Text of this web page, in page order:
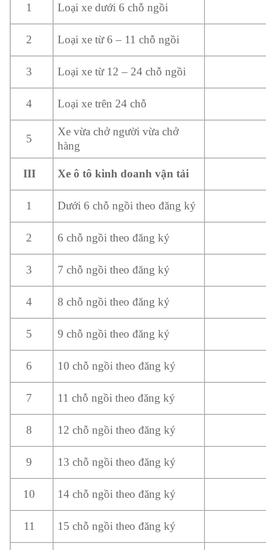
1 Loại xe dưới 6 chỗ ngồi
2 Loại xe từ 6 – 11 chỗ ngồi
3 Loại xe từ 12 – 24 chỗ ngồi
4 Loại xe trên 24 chỗ
5
Xe vừa chở người vừa chở
hàng
III Xe ô tô kinh doanh vận tải
1 Dưới 6 chỗ ngồi theo đăng ký
2 6 chỗ ngồi theo đăng ký
3 7 chỗ ngồi theo đăng ký
4 8 chỗ ngồi theo đăng ký
5 9 chỗ ngồi theo đăng ký
6 10 chỗ ngồi theo đăng ký
7 11 chỗ ngồi theo đăng ký
8 12 chỗ ngồi theo đăng ký
9 13 chỗ ngồi theo đăng ký
10 14 chỗ ngồi theo đăng ký
11 15 chỗ ngồi theo đăng ký